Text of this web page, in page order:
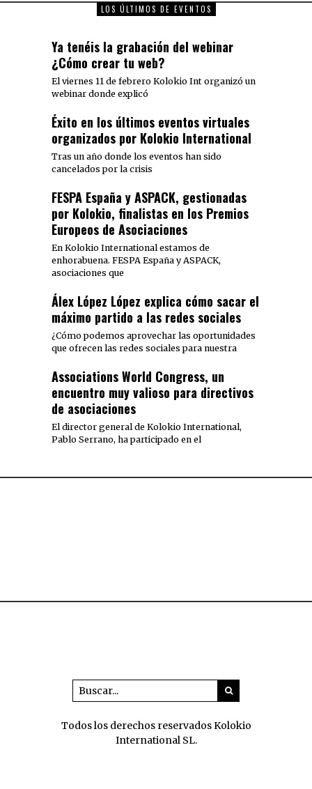
LOS ÚLTIMOS DE EVENTOS
Ya tenéis la grabación del webinar
¿Cómo crear tu web?
El viernes 11 de febrero Kolokio Int organizó un
webinar donde explicó
Éxito en los últimos eventos virtuales
organizados por Kolokio International
Tras un año donde los eventos han sido
cancelados por la crisis
FESPA España y ASPACK, gestionadas
por Kolokio, finalistas en los Premios
Europeos de Asociaciones
En Kolokio International estamos de
enhorabuena. FESPA España y ASPACK,
asociaciones que
Álex López López explica cómo sacar el
máximo partido a las redes sociales
¿Cómo podemos aprovechar las oportunidades
que ofrecen las redes sociales para nuestra
Associations World Congress, un
encuentro muy valioso para directivos
de asociaciones
El director general de Kolokio International,
Pablo Serrano, ha participado en el
Todos los derechos reservados Kolokio
International SL.